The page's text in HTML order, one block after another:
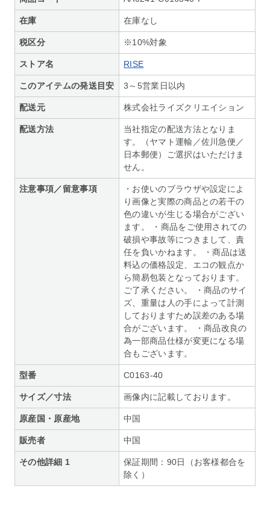
在庫 在庫なし
税区分 ※10%対象
ストア名 RISE
このアイテムの発送目安 3～5営業日以内
配送元 株式会社ライズクリエイション
配送方法
当社指定の配送方法となりま
す。（ヤマト運輸／佐川急便／
日本郵便）ご選択はいただけま
せん。
注意事項／留意事項
・お使いのブラウザや設定によ
り画像と実際の商品との若干の
色の違いが生じる場合がござい
ます。 ・商品をご使用されての
破損や事故等につきまして、責
任を負いかねます。 ・商品は送
料込の価格設定、エコの観点か
ら簡易包装となっております。
ご了承ください。 ・商品のサイ
ズ、重量は人の手によって計測
しておりますため誤差のある場
合がございます。 ・商品改良の
為一部商品仕様が変更になる場
合もございます。
型番 C0163-40
サイズ／寸法 画像内に記載しております。
原産国・原産地 中国
販売者 中国
その他詳細 1
保証期間：90日（お客様都合を
除く）